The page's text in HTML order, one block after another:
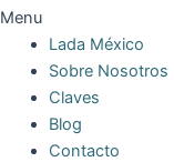
Menu
Lada México
Sobre Nosotros
Claves
Blog
Contacto